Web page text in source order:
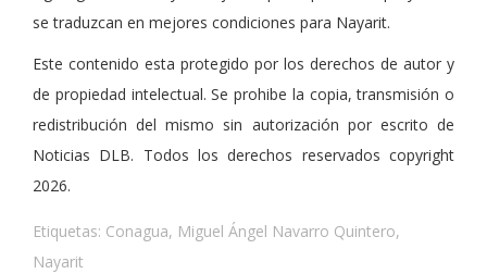
se traduzcan en mejores condiciones para Nayarit.
Este contenido esta protegido por los derechos de autor y
de propiedad intelectual. Se prohibe la copia, transmisión o
redistribución del mismo sin autorización por escrito de
Noticias DLB. Todos los derechos reservados copyright
2026.
Etiquetas: Conagua, Miguel Ángel Navarro Quintero,
Nayarit